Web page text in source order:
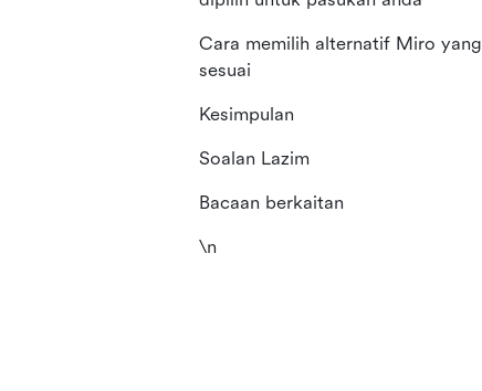
Cara memilih alternatif Miro yang
sesuai
Kesimpulan
Soalan Lazim
Bacaan berkaitan
\n